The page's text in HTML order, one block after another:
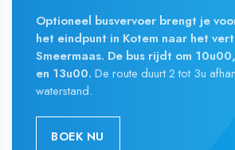
Optioneel busvervoer brengt je
het eindpunt in Kotem naar het
Smeermaas. De bus rijdt om
en 13u00. De route duurt 2 tot 3u
waterstand.
BOEK NU